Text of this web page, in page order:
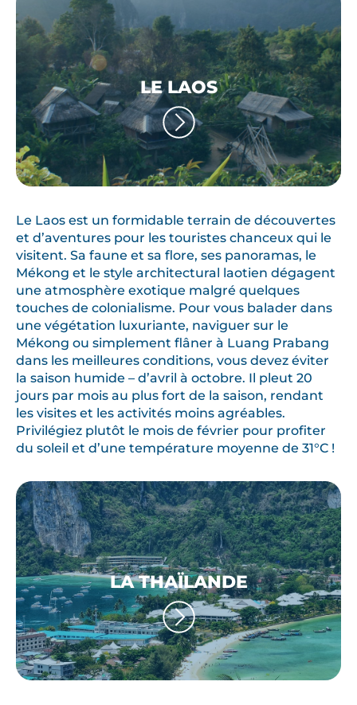
LE LAOS
Le Laos est un formidable terrain de découvertes
et d’aventures pour les touristes chanceux qui le
visitent. Sa faune et sa flore, ses panoramas, le
Mékong et le style architectural laotien dégagent
une atmosphère exotique malgré quelques
touches de colonialisme. Pour vous balader dans
une végétation luxuriante, naviguer sur le
Mékong ou simplement flâner à Luang Prabang
dans les meilleures conditions, vous devez éviter
la saison humide – d’avril à octobre. Il pleut 20
jours par mois au plus fort de la saison, rendant
les visites et les activités moins agréables.
Privilégiez plutôt le mois de février pour profiter
du soleil et d’une température moyenne de 31°C !
LA THAÏLANDE